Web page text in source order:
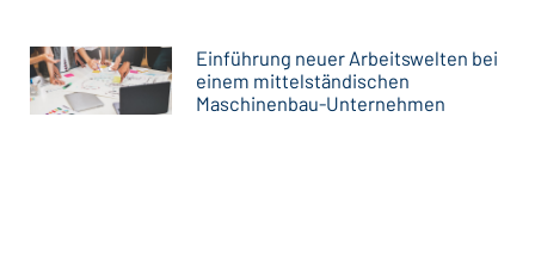
Einführung neuer Arbeitswelten bei
einem mittelständischen
Maschinenbau-Unternehmen